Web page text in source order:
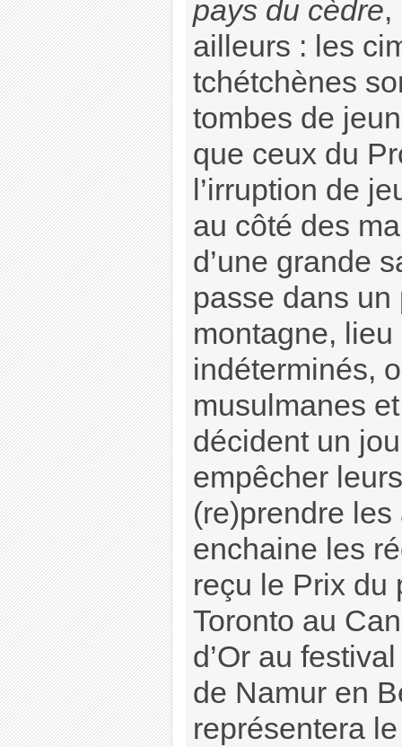
pays du cèdre,
ailleurs : les
tchétchènes
tombes de
que ceux du
l’irruption de
au côté des
d’une grande
passe dans
montagne,
indéterminés,
musulmanes
décident un
empêcher
(re)prendre
enchaine les
reçu le Prix du
Toronto au
d’Or au
de Namur en
représentera